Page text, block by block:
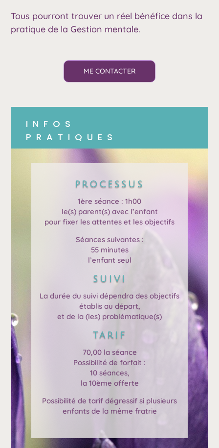
Tous pourront trouver un réel bénéfice dans la
pratique de la Gestion mentale.
ME CONTACTER
INFOS
PRATIQUES
PROCESSUS
1ère séance : 1h00
le(s) parent(s) avec l’enfant
pour fixer les attentes et les objectifs
Séances suivantes :
55 minutes
l’enfant seul
SUIVI
La durée du suivi dépendra des objectifs
établis au départ,
et de la (les) problématique(s)
TARIF
70,00 la séance
Possibilité de forfait :
10 séances,
la 10ème offerte
Possibilité de tarif dégressif si plusieurs
enfants de la même fratrie